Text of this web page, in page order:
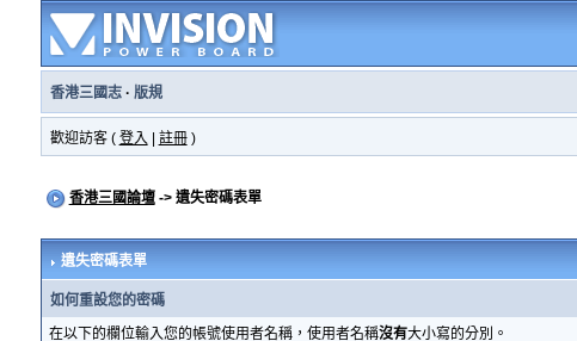
香港三國志· 版規
歡迎訪客 ( 登入 註冊)
香港三國論壇-> 遺失密碼表單
遺失密碼表單
如何重設您的密碼
在以下的欄位輸入您的帳號使用者名稱，使用者名稱沒有大小寫的分別。